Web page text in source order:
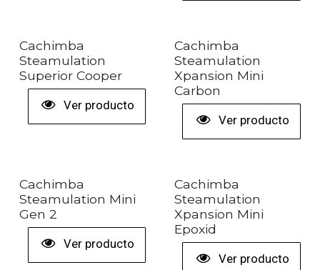
Cachimba
Steamulation
Superior Cooper
Ver producto
+ COLORES
Cachimba
Steamulation
Xpansion Mini
Carbon
Ver producto
+ COLORES
Cachimba
Steamulation Mini
Gen 2
Ver producto
+ COLORES
Cachimba
Steamulation
Xpansion Mini
Epoxid
Ver producto